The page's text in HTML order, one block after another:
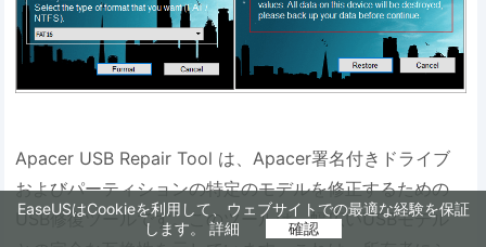
EaseUSはCookieを利用して、ウェブサイトでの最適な経験を保証
します。 詳細 確認
Apacer USB Repair Tool は、Apacer署名付きドライブ
およびパーティションの特定のモデルを修正するための
USB修復ツールです。このツールは、幅広いUSBモデル